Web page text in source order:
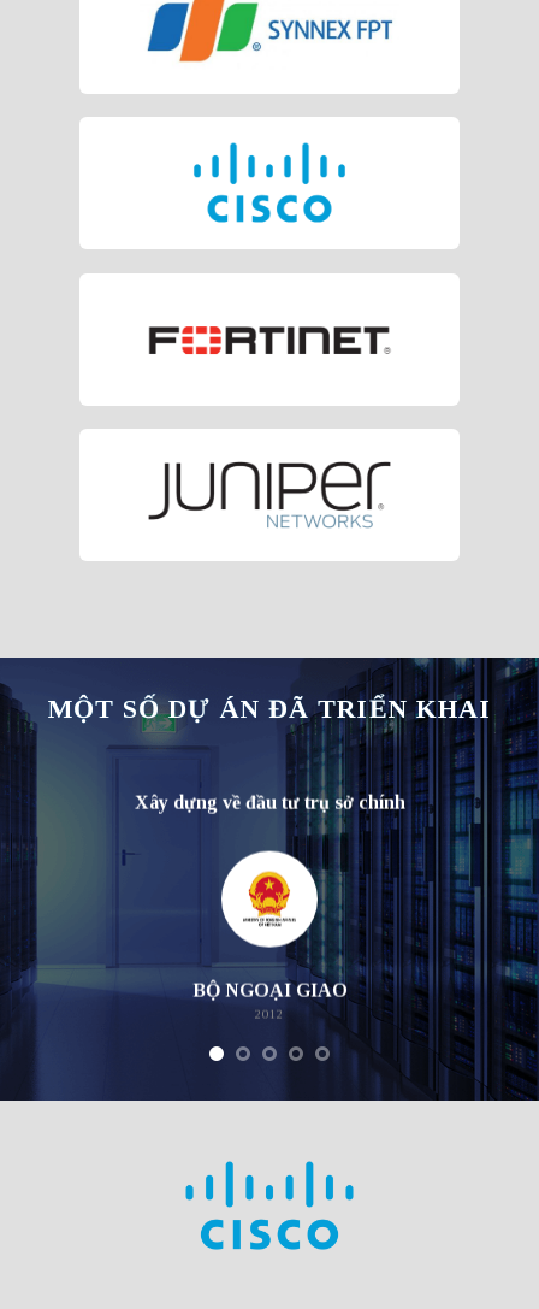
MỘT SỐ DỰ ÁN ĐÃ TRIỂN KHAI
Xây dựng về đầu tư trụ sở chính
BỘ NGOẠI GIAO
2012